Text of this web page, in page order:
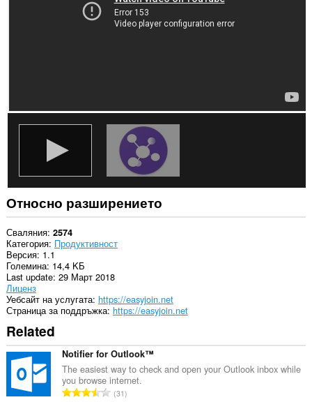
Относно разширението
Сваляния 2574
Категория Продуктивност
Версия 1.1
Големина 14,4 KБ
Last update 29 Март 2018
Лиценз
Уебсайт на услугата https://easyjoin.net
Страница за поддръжка https://easyjoin.net
Related
Notifier for Outlook™
The easiest way to check and open your Outlook inbox while
you browse internet.
О31